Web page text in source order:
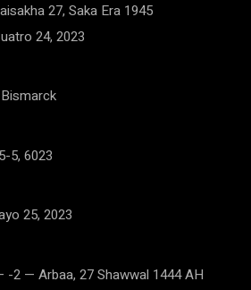
27, Saka Era 1945
24, 2023
5, 6023
25, 2023
2 — Arbaa, 27 Shawwal 1444 AH